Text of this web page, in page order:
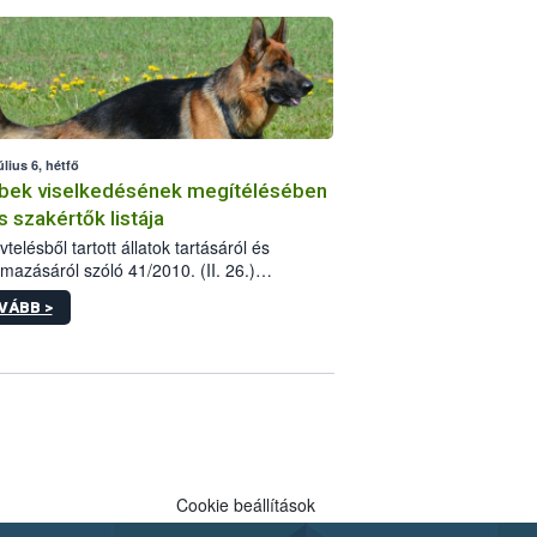
6, hétfő
viselkedésének megítélésében
szakértők listája
tartott állatok tartásáról és
szóló 41/2010. (II. 26.)
szabályozza az eb okozta fizikai
illetve ennek veszélye keletkezésekor
>
Cookie beállítások